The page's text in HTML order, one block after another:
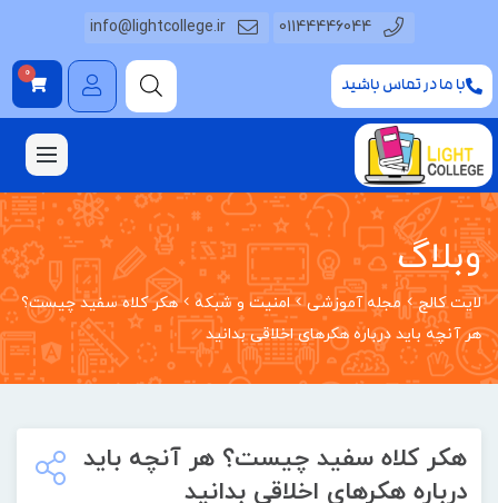
01144446044
info@lightcollege.ir
با ما در تماس باشید
0
وبلاگ
لایت کالج مجله آموزشی امنیت و شبکه
هکر کلاه سفید چیست؟
هر آنچه باید درباره هکرهای اخلاقی بدانید
هکر کلاه سفید چیست؟ هر آنچه باید
درباره هکرهای اخلاقی بدانید